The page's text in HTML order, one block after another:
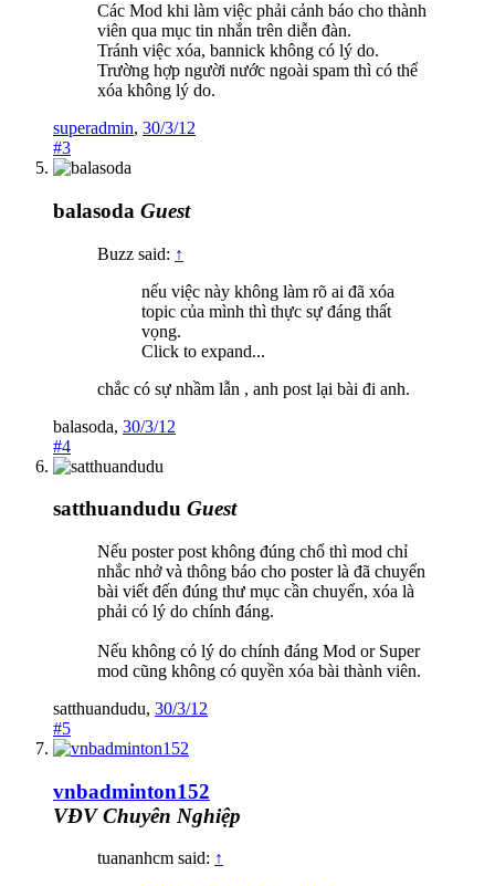
Các Mod khi làm việc phải cảnh báo cho thành
viên qua mục tin nhắn trên diễn đàn.
Tránh việc xóa, bannick không có lý do.
Trường hợp người nước ngoài spam thì có thể
xóa không lý do.
superadmin, 30/3/12
#3
balasoda Guest
Buzz said: ↑
nếu việc này không làm rõ ai đã xóa
topic của mình thì thực sự đáng thất
vọng.
Click to expand...
chắc có sự nhầm lẫn , anh post lại bài đi anh.
balasoda, 30/3/12
#4
satthuandudu Guest
Nếu poster post không đúng chổ thì mod chỉ
nhắc nhở và thông báo cho poster là đã chuyển
bài viết đến đúng thư mục cần chuyển, xóa là
phải có lý do chính đáng.
Nếu không có lý do chính đáng Mod or Super
mod cũng không có quyền xóa bài thành viên.
satthuandudu, 30/3/12
#5
vnbadminton152
VĐV Chuyên Nghiệp
tuananhcm said: ↑